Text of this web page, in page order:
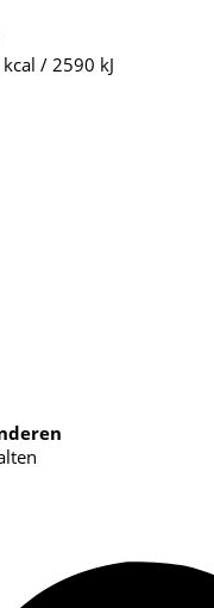
/ 2590 kJ